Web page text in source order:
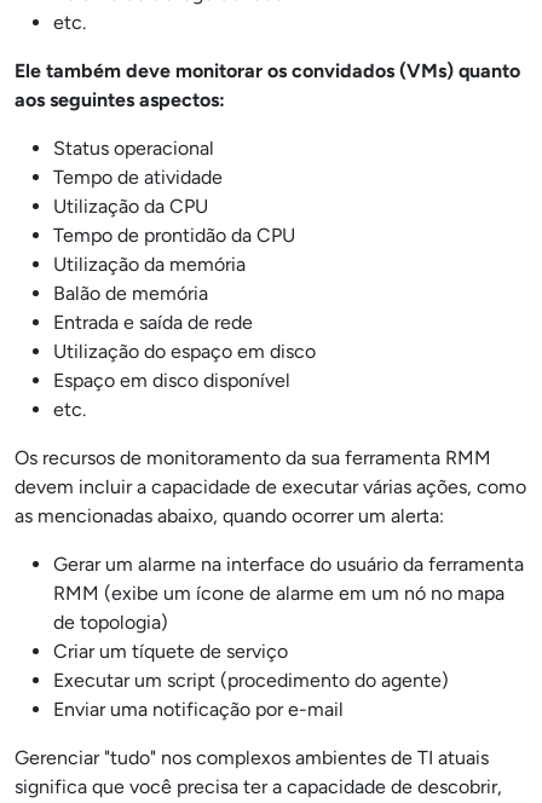
etc.
Ele também deve monitorar os convidados (VMs) quanto
aos seguintes aspectos:
Status operacional
Tempo de atividade
Utilização da CPU
Tempo de prontidão da CPU
Utilização da memória
Balão de memória
Entrada e saída de rede
Utilização do espaço em disco
Espaço em disco disponível
etc.
Os recursos de monitoramento da sua ferramenta RMM
devem incluir a capacidade de executar várias ações, como
as mencionadas abaixo, quando ocorrer um alerta:
Gerar um alarme na interface do usuário da ferramenta
RMM (exibe um ícone de alarme em um nó no mapa
de topologia)
Criar um tíquete de serviço
Executar um script (procedimento do agente)
Enviar uma notificação por e-mail
Gerenciar "tudo" nos complexos ambientes de TI atuais
significa que você precisa ter a capacidade de descobrir,